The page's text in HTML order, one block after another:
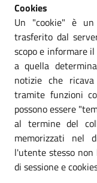
Cookies
Un "cookie" è
trasferito dal
scopo e informare
a quella
notizie che
tramite funzioni
possono essere
al termine del
memorizzati nel
l'utente stesso non
di sessione e